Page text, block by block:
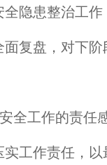
隐患整治工作
复盘，对下阶
全工作的责任
工作责任，以